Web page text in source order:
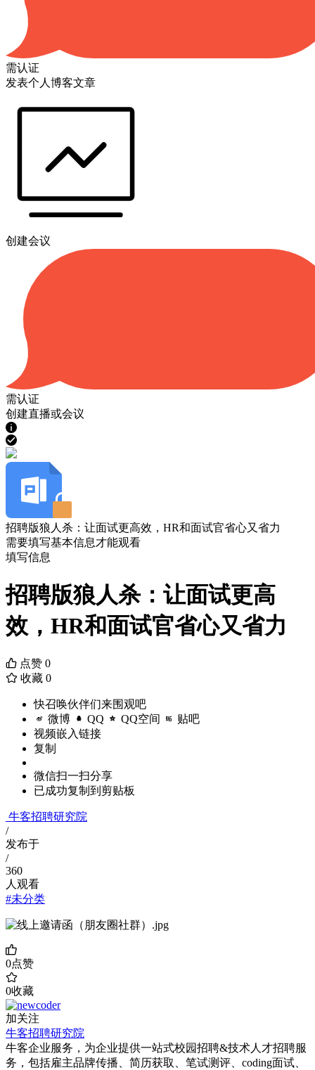
需认证
发表个人博客文章
创建会议
需认证
创建直播或会议
招聘版狼人杀：让面试更高效，HR和面试官省心又省力
需要填写基本信息才能观看
填写信息
招聘版狼人杀：让面试更高
效，HR和面试官省心又省力
点赞 0
收藏 0
快召唤伙伴们来围观吧
微博 QQ QQ空间 贴吧
视频嵌入链接
复制
微信扫一扫分享
已成功复制到剪贴板
牛客招聘研究院
/
发布于
/
360
人观看
#未分类
0点赞
0收藏
加关注
牛客招聘研究院
牛客企业服务，为企业提供一站式校园招聘&技术人才招聘服
务，包括雇主品牌传播、简历获取、笔试测评、coding面试、